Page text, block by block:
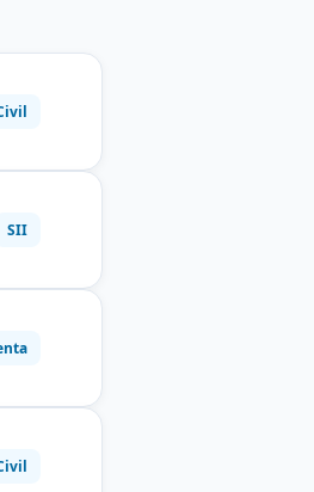
SII